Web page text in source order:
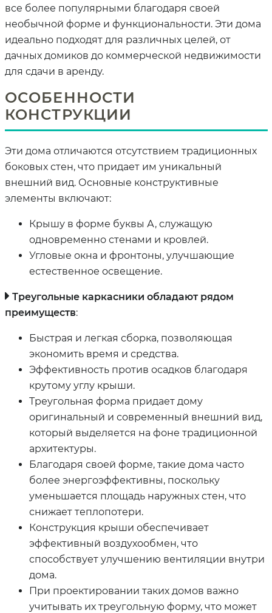
все более популярными благодаря своей
необычной форме и функциональности. Эти дома
идеально подходят для различных целей, от
дачных домиков до коммерческой недвижимости
для сдачи в аренду.
ОСОБЕННОСТИ
КОНСТРУКЦИИ
Эти дома отличаются отсутствием традиционных
боковых стен, что придает им уникальный
внешний вид. Основные конструктивные
элементы включают:
Крышу в форме буквы А, служащую
одновременно стенами и кровлей.
Угловые окна и фронтоны, улучшающие
естественное освещение.
Треугольные каркасники обладают рядом
преимуществ:
Быстрая и легкая сборка, позволяющая
экономить время и средства.
Эффективность против осадков благодаря
крутому углу крыши.
Треугольная форма придает дому
оригинальный и современный внешний вид,
который выделяется на фоне традиционной
архитектуры.
Благодаря своей форме, такие дома часто
более энергоэффективны, поскольку
уменьшается площадь наружных стен, что
снижает теплопотери.
Конструкция крыши обеспечивает
эффективный воздухообмен, что
способствует улучшению вентиляции внутри
дома.
При проектировании таких домов важно
учитывать их треугольную форму, что может